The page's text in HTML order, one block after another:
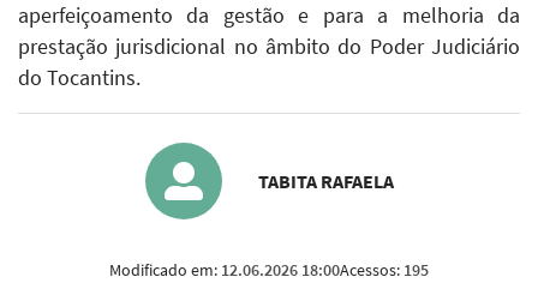
aperfeiçoamento da gestão e para a melhoria da
prestação jurisdicional no âmbito do Poder Judiciário
do Tocantins.
TABITA RAFAELA
Modificado em: 12.06.2026 18:00Acessos: 195